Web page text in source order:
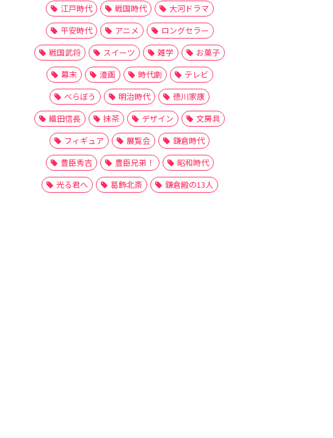
江戸時代 戦国時代
大河ドラマ
平安時代
アニメ
ロングセラー
戦国武将
スイーツ 雑学
お菓子
幕末
漫画 時代劇
テレビ
べらぼう
明治時代
徳川家康
織田信長
抹茶 デザイン
文房具
フィギュア
展覧会
鎌倉時代
豊臣秀吉
豊臣兄弟！
昭和時代
光る君へ
葛飾北斎 鎌倉殿の13人